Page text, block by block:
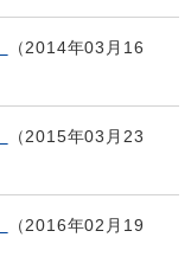
2014年03月16
2015年03月23
2016年02月19